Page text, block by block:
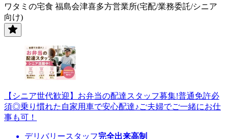
ワタミの宅食 福島会津喜多方営業所(宅配/業務委託/シニア
向け)
【シニア世代歓迎】お弁当の配達スタッフ募集!普通免許必
須◎乗り慣れた自家用車で安心配達♪ご夫婦でご一緒にお仕
事も可！
デリバリースタッフ完全出来高制